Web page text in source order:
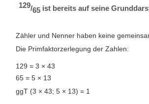
129/65ist bereits auf seine
Zähler und Nenner haben keine
Die Primfaktorzerlegung der Zahlen:
129 = 3 × 43
65 = 5 × 13
ggT (3 × 43; 5 × 13) = 1